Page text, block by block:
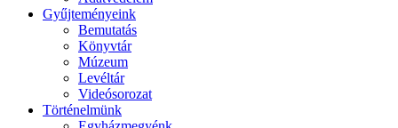
Gyűjteményeink
Bemutatás
Könyvtár
Múzeum
Levéltár
Videósorozat
Történelmünk